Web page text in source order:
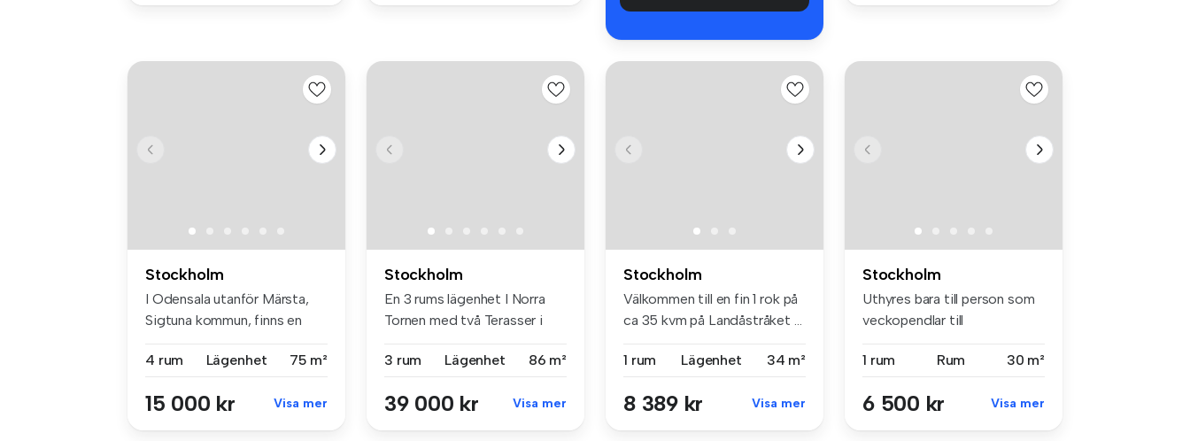
Stockholm
I Odensala utanför Märsta,
Sigtuna kommun, finns en
4 rum
Lägenhet 75 m²
15 000 kr Visa mer
Stockholm
En 3 rums lägenhet I Norra
Tornen med två Terasser i
3 rum
Lägenhet 86 m²
39 000 kr Visa mer
Stockholm
Välkommen till en fin 1 rok på
ca 35 kvm på Landåstråket ...
1 rum Lägenhet 34 m²
8 389 kr Visa mer
Stockholm
Uthyres bara till person som
veckopendlar till
1 rum
Rum 30 m²
6 500 kr Visa mer